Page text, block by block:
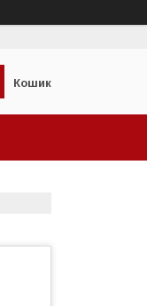
Кошик